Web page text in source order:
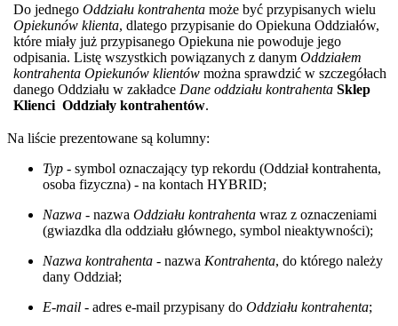
Do jednego Oddziału kontrahenta może być przypisanych wielu
Opiekunów klienta, dlatego przypisanie do Opiekuna Oddziałów,
które miały już przypisanego Opiekuna nie powoduje jego
odpisania. Listę wszystkich powiązanych z danym Oddziałem
kontrahenta Opiekunów klientów można sprawdzić w szczegółach
danego Oddziału w zakładce Dane oddziału kontrahenta Sklep
Klienci Oddziały kontrahentów.
Na liście prezentowane są kolumny:
Typ - symbol oznaczający typ rekordu (Oddział kontrahenta,
osoba fizyczna) - na kontach HYBRID;
Nazwa - nazwa Oddziału kontrahenta wraz z oznaczeniami
(gwiazdka dla oddziału głównego, symbol nieaktywności);
Nazwa kontrahenta - nazwa Kontrahenta, do którego należy
dany Oddział;
E-mail - adres e-mail przypisany do Oddziału kontrahenta;